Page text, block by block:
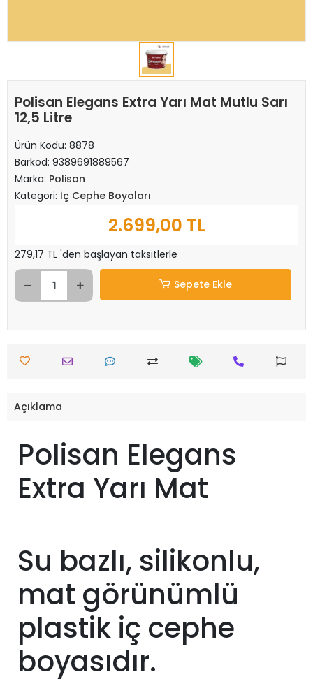
Polisan Elegans Extra Yarı Mat Mutlu Sarı
12,5 Litre
Ürün Kodu: 8878
Barkod: 9389691889567
Marka: Polisan
Kategori: İç Cephe Boyaları
2.699,00 TL
279,17 TL 'den başlayan taksitlerle
Sepete Ekle
Açıklama
Polisan Elegans
Extra Yarı Mat
Su bazlı, silikonlu,
mat görünümlü
plastik iç cephe
boyasıdır.